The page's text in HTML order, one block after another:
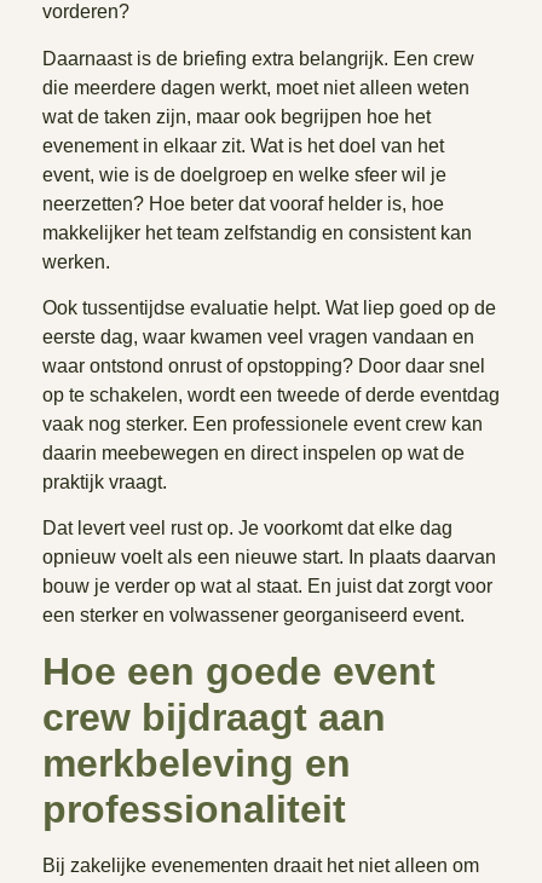
vorderen?
Daarnaast is de briefing extra belangrijk. Een crew
die meerdere dagen werkt, moet niet alleen weten
wat de taken zijn, maar ook begrijpen hoe het
evenement in elkaar zit. Wat is het doel van het
event, wie is de doelgroep en welke sfeer wil je
neerzetten? Hoe beter dat vooraf helder is, hoe
makkelijker het team zelfstandig en consistent kan
werken.
Ook tussentijdse evaluatie helpt. Wat liep goed op de
eerste dag, waar kwamen veel vragen vandaan en
waar ontstond onrust of opstopping? Door daar snel
op te schakelen, wordt een tweede of derde eventdag
vaak nog sterker. Een professionele event crew kan
daarin meebewegen en direct inspelen op wat de
praktijk vraagt.
Dat levert veel rust op. Je voorkomt dat elke dag
opnieuw voelt als een nieuwe start. In plaats daarvan
bouw je verder op wat al staat. En juist dat zorgt voor
een sterker en volwassener georganiseerd event.
Hoe een goede event
crew bijdraagt aan
merkbeleving en
professionaliteit
Bij zakelijke evenementen draait het niet alleen om